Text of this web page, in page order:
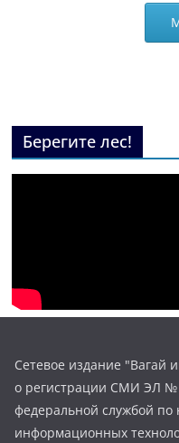
Берегите лес!
Сетевое издание "Вагай
о регистрации СМИ ЭЛ
федеральной службой по
информационных